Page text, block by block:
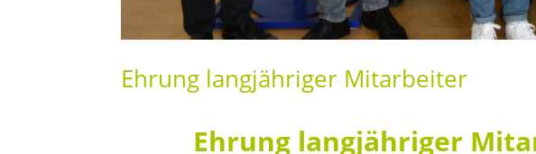
Ehrung langjähriger Mitarbeiter
Ehrung langjähriger